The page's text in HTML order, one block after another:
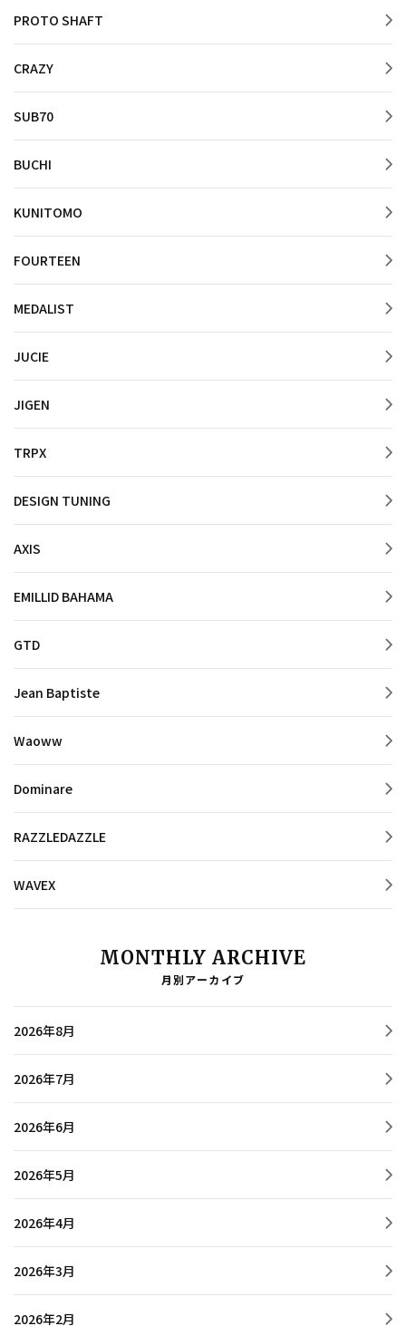
PROTO SHAFT
CRAZY
SUB70
BUCHI
KUNITOMO
FOURTEEN
MEDALIST
JUCIE
JIGEN
TRPX
DESIGN TUNING
AXIS
EMILLID BAHAMA
GTD
Jean Baptiste
Waoww
Dominare
RAZZLEDAZZLE
WAVEX
MONTHLY ARCHIVE
月別アーカイブ
2026年8月
2026年7月
2026年6月
2026年5月
2026年4月
2026年3月
2026年2月